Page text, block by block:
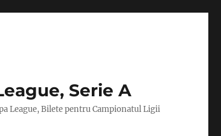
Serie A
League, Bilete pentru Campionatul Ligii